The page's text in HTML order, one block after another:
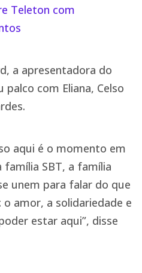
Teleton com
a apresentadora do
palco com Eliana, Celso
aqui é o momento em
SBT, a família
unem para falar do que
amor, a solidariedade e
estar aqui”, disse